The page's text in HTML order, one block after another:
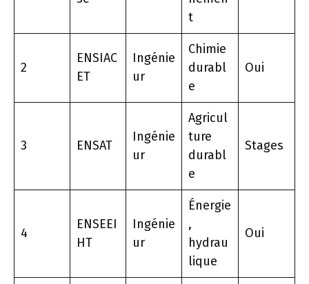
t
2
ENSIAC
ET
Ingénie
ur
Chimie
durabl
e
Oui
3 ENSAT
Ingénie
ur
Agricul
ture
durabl
e
Stages
4
ENSEEI
HT
Ingénie
ur
Énergie
,
hydrau
lique
Oui